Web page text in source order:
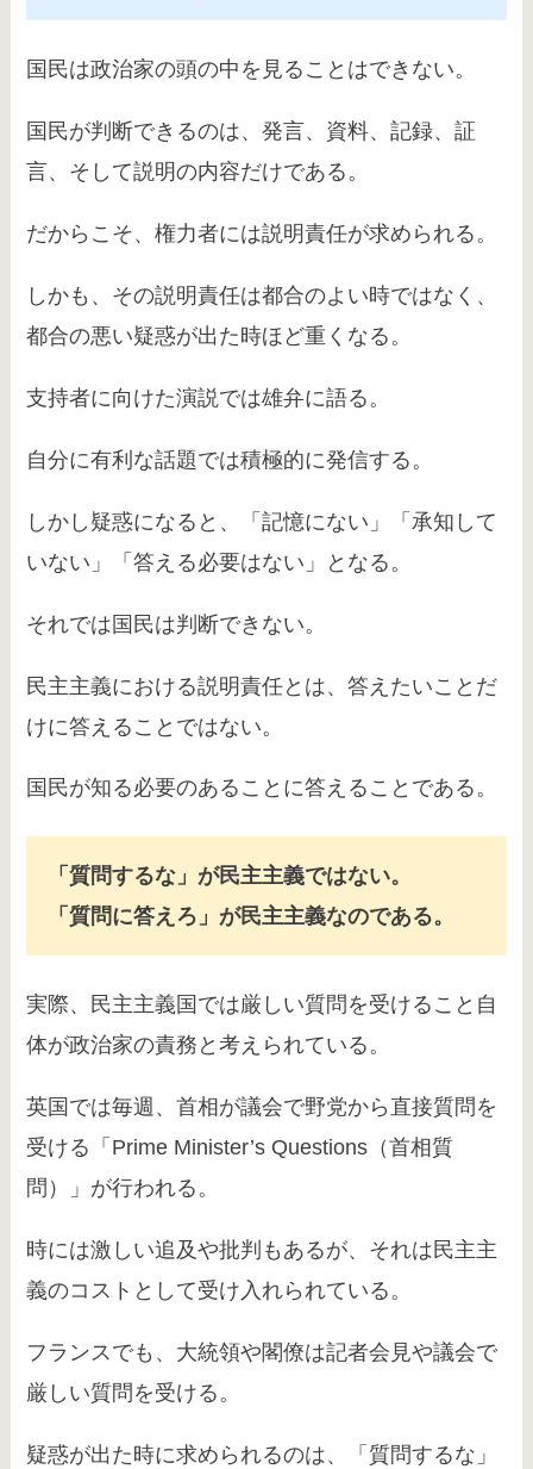
国民は政治家の頭の中を見ることはできない。
国民が判断できるのは、発言、資料、記録、証
言、そして説明の内容だけである。
だからこそ、権力者には説明責任が求められる。
しかも、その説明責任は都合のよい時ではなく、
都合の悪い疑惑が出た時ほど重くなる。
支持者に向けた演説では雄弁に語る。
自分に有利な話題では積極的に発信する。
しかし疑惑になると、「記憶にない」「承知して
いない」「答える必要はない」となる。
それでは国民は判断できない。
民主主義における説明責任とは、答えたいことだ
けに答えることではない。
国民が知る必要のあることに答えることである。
「質問するな」が民主主義ではない。
「質問に答えろ」が民主主義なのである。
実際、民主主義国では厳しい質問を受けること自
体が政治家の責務と考えられている。
英国では毎週、首相が議会で野党から直接質問を
受ける「Prime Minister’s Questions（首相質
問）」が行われる。
時には激しい追及や批判もあるが、それは民主主
義のコストとして受け入れられている。
フランスでも、大統領や閣僚は記者会見や議会で
厳しい質問を受ける。
疑惑が出た時に求められるのは、「質問するな」